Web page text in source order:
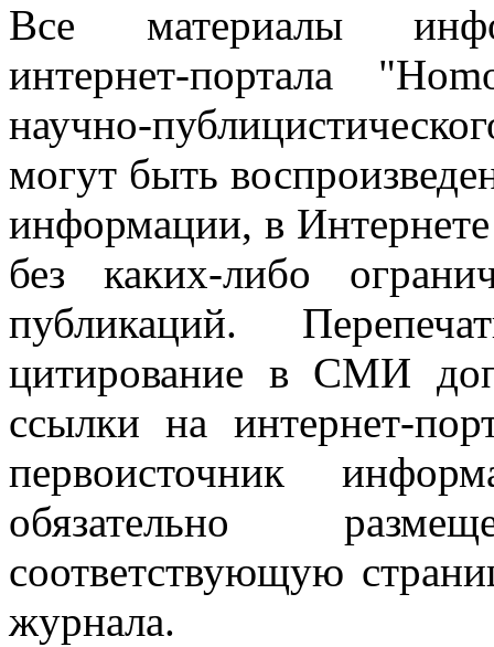
Все материалы
интернет-портала
научно-
могут быть
информации, в
без каких-либо
публикаций.
цитирование в СМИ
ссылки на интернет-
первоисточник
обязательно
соответствующую
журнала.